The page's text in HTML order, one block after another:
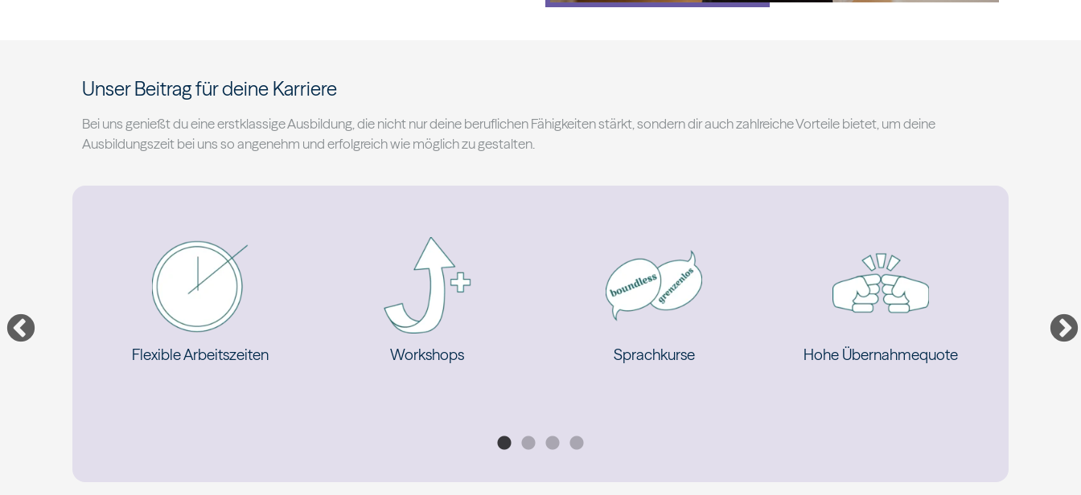
Unser Beitrag für deine Karriere
Bei uns genießt du eine erstklassige Ausbildung, die nicht nur deine beruflichen Fähigkeiten stärkt, sondern dir auch zahlreiche Vorteile bietet, um deine
Ausbildungszeit bei uns so angenehm und erfolgreich wie möglich zu gestalten.
Flexible Arbeitszeiten Workshops Sprachkurse Hohe Übernahmequote